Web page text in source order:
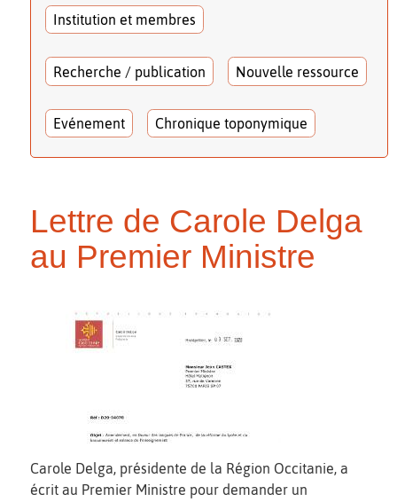
Institution et membres
Recherche / publication Nouvelle ressource
Evénement Chronique toponymique
Lettre de Carole Delga
au Premier Ministre
Carole Delga, présidente de la Région Occitanie, a
écrit au Premier Ministre pour demander un